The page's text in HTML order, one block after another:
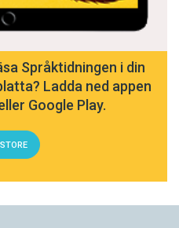
Språktidningen i din
Ladda ned appen
Google Play.